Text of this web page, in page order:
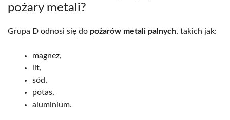
pożary metali?
Grupa D odnosi się do pożarów metali palnych, takich jak:
magnez,
lit,
sód,
potas,
aluminium.